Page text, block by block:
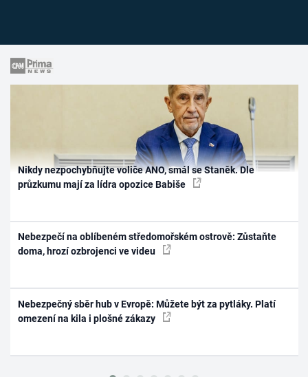
Nikdy nezpochybňujte voliče ANO, smál se Staněk. Dle
průzkumu mají za lídra opozice Babiše
Nebezpečí na oblíbeném středomořském ostrově: Zůstaňte
doma, hrozí ozbrojenci ve videu
Nebezpečný sběr hub v Evropě: Můžete být za pytláky. Platí
omezení na kila i plošné zákazy